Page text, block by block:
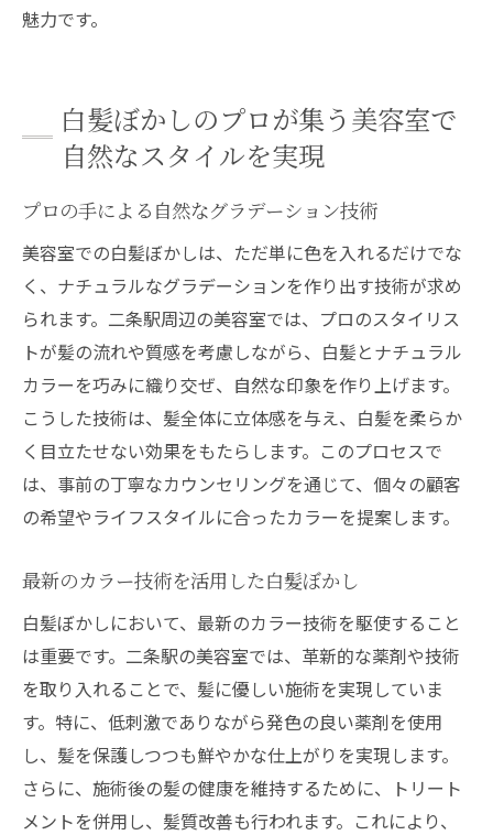
魅力です。
白髪ぼかしのプロが集う美容室で
自然なスタイルを実現
プロの手による自然なグラデーション技術
美容室での白髪ぼかしは、ただ単に色を入れるだけでな
く、ナチュラルなグラデーションを作り出す技術が求め
られます。二条駅周辺の美容室では、プロのスタイリス
トが髪の流れや質感を考慮しながら、白髪とナチュラル
カラーを巧みに織り交ぜ、自然な印象を作り上げます。
こうした技術は、髪全体に立体感を与え、白髪を柔らか
く目立たせない効果をもたらします。このプロセスで
は、事前の丁寧なカウンセリングを通じて、個々の顧客
の希望やライフスタイルに合ったカラーを提案します。
最新のカラー技術を活用した白髪ぼかし
白髪ぼかしにおいて、最新のカラー技術を駆使すること
は重要です。二条駅の美容室では、革新的な薬剤や技術
を取り入れることで、髪に優しい施術を実現していま
す。特に、低刺激でありながら発色の良い薬剤を使用
し、髪を保護しつつも鮮やかな仕上がりを実現します。
さらに、施術後の髪の健康を維持するために、トリート
メントを併用し、髪質改善も行われます。これにより、